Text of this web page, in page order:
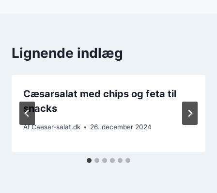
Lignende indlæg
Cæsarsalat med chips og feta til
snacks
AfCaesar-salat.dk 26. december 2024